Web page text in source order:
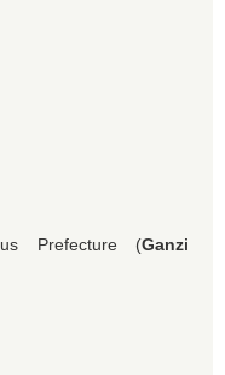
Prefecture (Ganzi